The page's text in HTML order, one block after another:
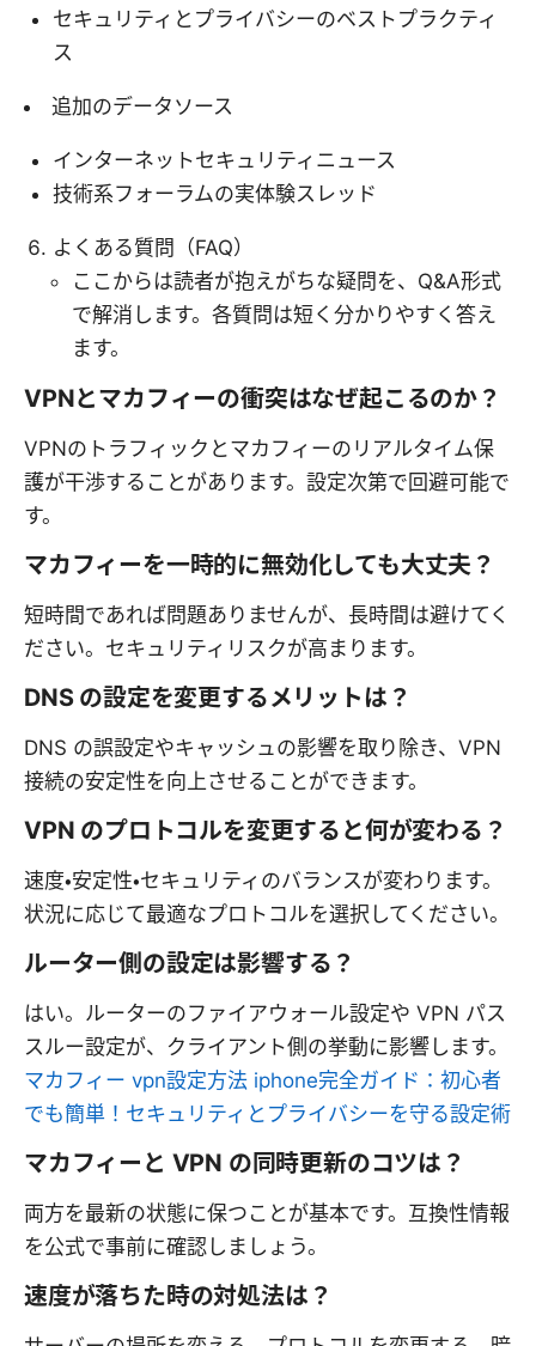
セキュリティとプライバシーのベストプラクティ
ス
追加のデータソース
インターネットセキュリティニュース
技術系フォーラムの実体験スレッド
よくある質問（FAQ）
ここからは読者が抱えがちな疑問を、Q&A形式
で解消します。各質問は短く分かりやすく答え
ます。
VPNとマカフィーの衝突はなぜ起こるのか？
VPNのトラフィックとマカフィーのリアルタイム保
護が干渉することがあります。設定次第で回避可能で
す。
マカフィーを一時的に無効化しても大丈夫？
短時間であれば問題ありませんが、長時間は避けてく
ださい。セキュリティリスクが高まります。
DNS の設定を変更するメリットは？
DNS の誤設定やキャッシュの影響を取り除き、VPN
接続の安定性を向上させることができます。
VPN のプロトコルを変更すると何が変わる？
速度・安定性・セキュリティのバランスが変わります。
状況に応じて最適なプロトコルを選択してください。
ルーター側の設定は影響する？
はい。ルーターのファイアウォール設定や VPN パス
スルー設定が、クライアント側の挙動に影響します。
マカフィー vpn設定方法 iphone完全ガイド：初心者
でも簡単！セキュリティとプライバシーを守る設定術
マカフィーと VPN の同時更新のコツは？
両方を最新の状態に保つことが基本です。互換性情報
を公式で事前に確認しましょう。
速度が落ちた時の対処法は？